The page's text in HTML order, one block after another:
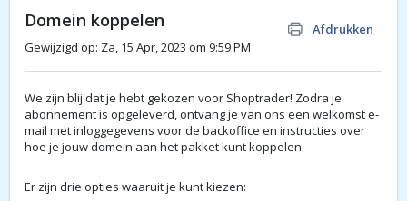
Domein koppelen
Afdrukken
Gewijzigd op: Za, 15 Apr, 2023 om 9:59 PM
We zijn blij dat je hebt gekozen voor Shoptrader! Zodra je
abonnement is opgeleverd, ontvang je van ons een welkomst e-
mail met inloggegevens voor de backoffice en instructies over
hoe je jouw domein aan het pakket kunt koppelen.
Er zijn drie opties waaruit je kunt kiezen: